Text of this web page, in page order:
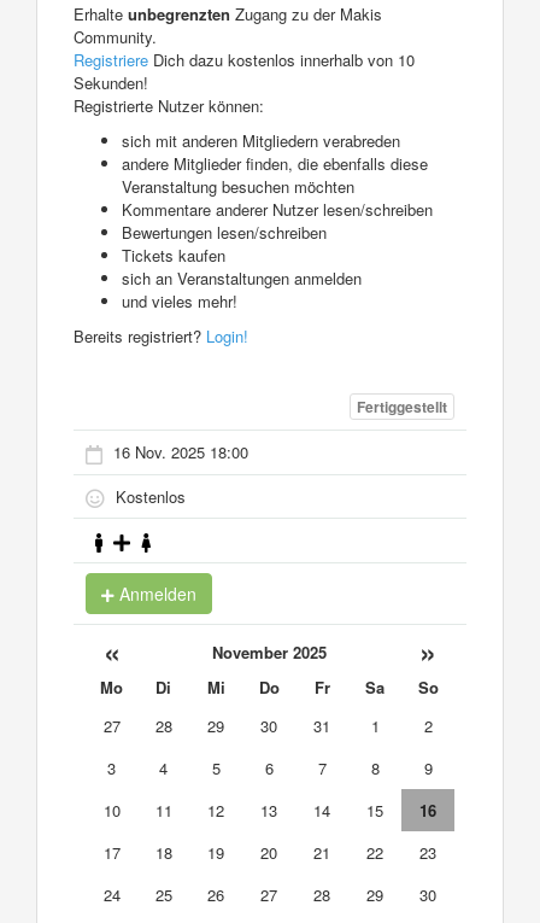
Erhalte unbegrenzten Zugang zu der Makis
Community.
Registriere Dich dazu kostenlos innerhalb von 10
Sekunden!
Registrierte Nutzer können:
sich mit anderen Mitgliedern verabreden
andere Mitglieder finden, die ebenfalls diese
Veranstaltung besuchen möchten
Kommentare anderer Nutzer lesen/schreiben
Bewertungen lesen/schreiben
Tickets kaufen
sich an Veranstaltungen anmelden
und vieles mehr!
Bereits registriert? Login!
Fertiggestellt
16 Nov. 2025 18:00
Kostenlos
Anmelden
« November 2025 »
Mo Di Mi Do Fr Sa
So
27
28 29 30 31 1
2
3
4 5 6 7 8
9
10
11 12 13 14 15
16
17
18 19 20 21 22
23
24
25 26 27 28 29
30